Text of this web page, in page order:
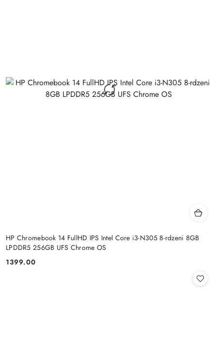
HP Chromebook 14 FullHD IPS Intel Core i3-N305 8-rdzeni 8GB
LPDDR5 256GB UFS Chrome OS
Cena:
1399.00